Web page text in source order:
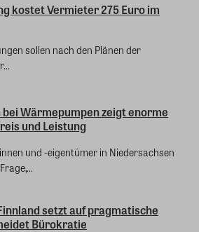
kostet Vermieter 275 Euro im
sollen nach den Plänen der
Wärmepumpen zeigt enorme
und Leistung
und -eigentümer in Niedersachsen
setzt auf pragmatische
Bürokratie